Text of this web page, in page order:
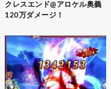
クレスエンド@アロケル奥義
120万ダメージ！